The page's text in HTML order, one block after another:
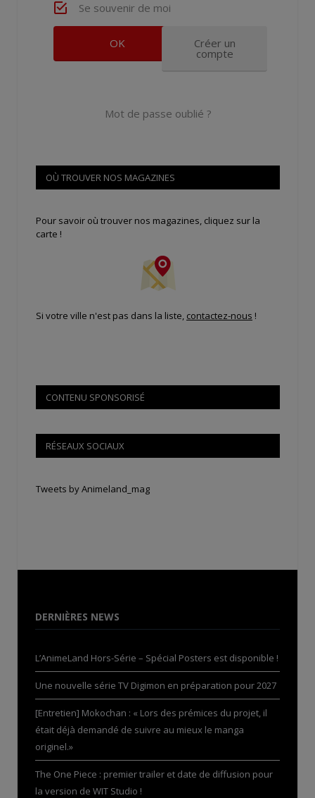
Se souvenir de moi
Créer un
compte
Mot de passe oublié ?
OÙ TROUVER NOS MAGAZINES
Pour savoir où trouver nos magazines, cliquez sur la
carte !
Si votre ville n'est pas dans la liste, contactez-nous !
CONTENU SPONSORISÉ
RÉSEAUX SOCIAUX
Tweets by Animeland_mag
DERNIÈRES NEWS
L’AnimeLand Hors-Série – Spécial Posters est disponible !
Une nouvelle série TV Digimon en préparation pour 2027
[Entretien] Mokochan : « Lors des prémices du projet, il
était déjà demandé de suivre au mieux le manga
originel.»
The One Piece : premier trailer et date de diffusion pour
la version de WIT Studio !